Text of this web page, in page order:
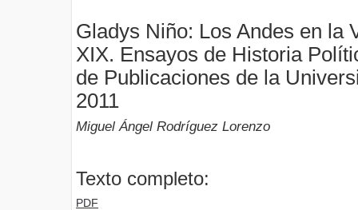
Gladys Niño: Los Andes en la
XIX. Ensayos de Historia
de Publicaciones de la
2011
Miguel Ángel Rodríguez Lorenzo
Texto completo:
PDF